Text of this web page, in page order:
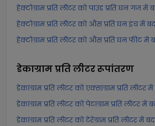
हेक्टोग्राम प्रति लीटर को पाउंड प्रति घन गज में
हेक्टोग्राम प्रति लीटर को औंस प्रति घन इंच में
हेक्टोग्राम प्रति लीटर को औंस प्रति घन फीट में
डेकाग्राम प्रति लीटररूपांतरण
डेकाग्राम प्रति लीटर को एक्साग्राम प्रति लीटर
डेकाग्राम प्रति लीटर को पेटाग्राम प्रति लीटर में
डेकाग्राम प्रति लीटर को टेरेग्राम प्रति लीटर में